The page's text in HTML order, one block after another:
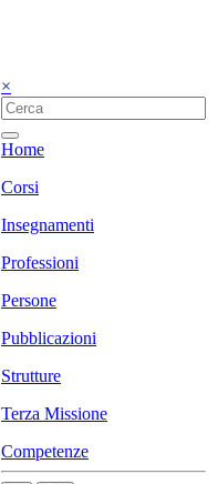
×
Home
Corsi
Insegnamenti
Professioni
Persone
Pubblicazioni
Strutture
Terza Missione
Competenze